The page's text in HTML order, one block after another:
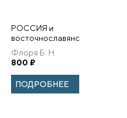
РОССИЯ и
восточнославянские
земли Польско-
литовского
государства в
конце XVI —
Первой
Флоря Б. Н.
800 ₽
ПОДРОБНЕЕ